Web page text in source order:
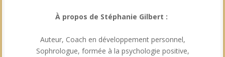
À propos de Stéphanie Gilbert :
Auteur, Coach en développement personnel,
Sophrologue, formée à la psychologie positive,